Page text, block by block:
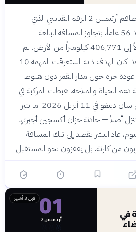
في 6 أبريل 2026، حطم طاقم أرتيمس 2 الرقم القياسي الذي
سجلته مهمة أبولو 13 منذ 56 عاماً، بتجاوز المسافة البالغة
400,171 كيلومتراً وصولاً إلى 406,771 كيلومتراً من الأرض. لم
تكن هذه نهاية الرحلة — هذا كان الهدف ذاته. استغرقت المهمة 10
عودة حرة حول مدار القمر دون هبوط
دعم الحياة والملاحة. هبطت المركبة في
المحيط الهادئ بالقرب من سان دييغو في 11 أبريل 2026. ما يثير
أن أبولو 13 لم تتنزل أصلاً — حادثة خزان أكسجين أجبرتها
عاد البشر بقصد إلى تلك المسافة
من كارثة، بل يقفزون نحو المستقبل.
في
قبل 3 أشهر 01
أرتميس 2